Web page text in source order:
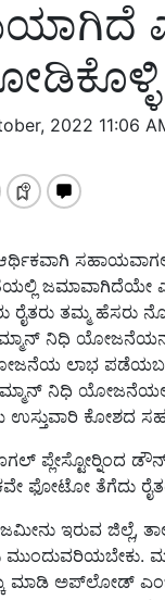
2022 11:06
ಆರ್ಥಿಕವಾಗಿ
ಜಮಾವಾಗಿದೆಯೇ
ರೈತರು ತಮ್ಮ
ನಿಧಿ
ಯೋಜನೆಯ ಲಾಭ
ನಿಧಿ
ಕೋಶದ
ಪ್ಲೇಸ್ಟೋರ್‍ನಿಂದ
ಫೋಟೋ ತೆಗೆದು
ಇರುವ ಜಿಲ್ಲೆ,
ಮಾಡಿ ಅಪ್‍ಲೋಡ್